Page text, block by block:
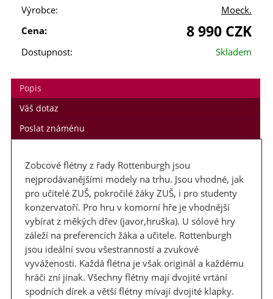
Výrobce:
Moeck.
Cena:
8 990 CZK
Dostupnost: Skladem
Popis
Váš dotaz
Poslat známénu
Zobcové flétny z řady Rottenburgh jsou
nejprodávanějšími modely na trhu. Jsou vhodné, jak
pro učitelé ZUŠ, pokročilé žáky ZUŠ, i pro studenty
konzervatoří. Pro hru v komorní hře je vhodnější
vybírat z měkých dřev (javor,hruška). U sólové hry
záleží na preferencích žáka a učitele. Rottenburgh
jsou ideální svou všestranností a zvukové
vyváženosti. Každá flétna je však originál a každému
hráči zní jinak. Všechny flétny mají dvojité vrtání
spodních dírek a větší flétny mívají dvojité klapky.